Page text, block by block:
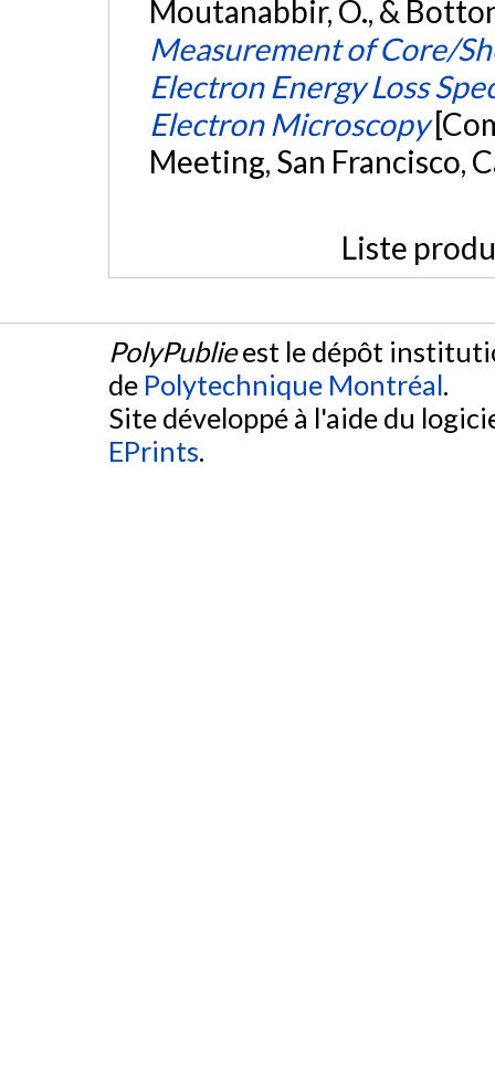
Moutanabbir, O., &
Measurement of Core/
Electron Energy Loss
Electron Microscopy
Meeting, San Francisco,
Liste
PolyPublieest le dépôt
de Polytechnique Montréal.
Site développé à l'aide du
EPrints.